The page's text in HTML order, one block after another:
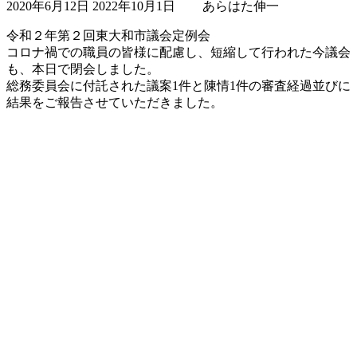
2020年6月12日 終
更
新
日
時
:
2022年10月1日 あらはた伸一
令和２年第２回東大和市議会定例会
コロナ禍での職員の皆様に配慮し、短縮して行われた今議会
も、本日で閉会しました。
総務委員会に付託された議案1件と陳情1件の審査経過並びに
結果をご報告させていただきました。